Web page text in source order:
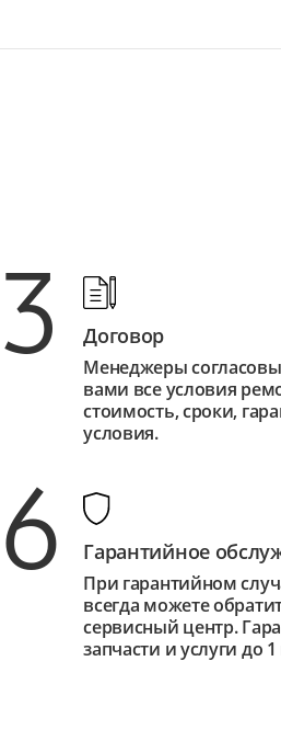
3 Договор
Менеджеры
вами все условия
стоимость, сроки,
условия.
6 Гарантийное
При гарантийном
всегда можете
сервисный центр.
запчасти и услуги до 1